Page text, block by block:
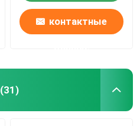
контактные
(31)